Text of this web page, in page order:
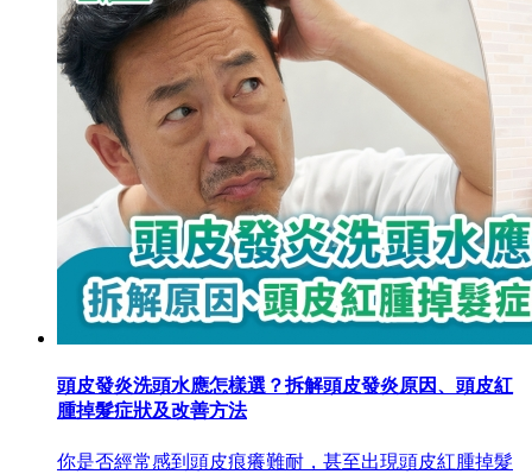
頭皮發炎洗頭水應怎樣選？拆解頭皮發炎原因、頭皮紅
腫掉髮症狀及改善方法
你是否經常感到頭皮痕癢難耐，甚至出現頭皮紅腫掉髮